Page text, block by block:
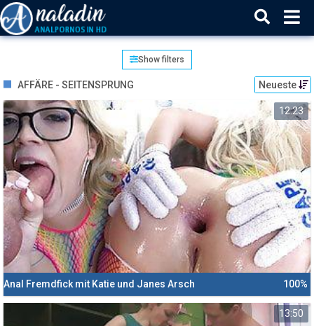
Show filters
AFFÄRE - SEITENSPRUNG Neueste
12:23
Anal Fremdfick mit Katie und Janes Arsch 100%
13:50